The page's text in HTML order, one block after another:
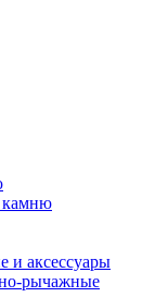
камню
и аксессуары
рычажные